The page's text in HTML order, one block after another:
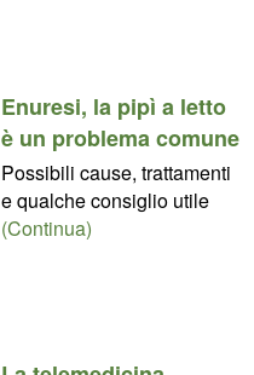
Enuresi, la pipì a letto
è un problema comune
Possibili cause, trattamenti
e qualche consiglio utile
(Continua)